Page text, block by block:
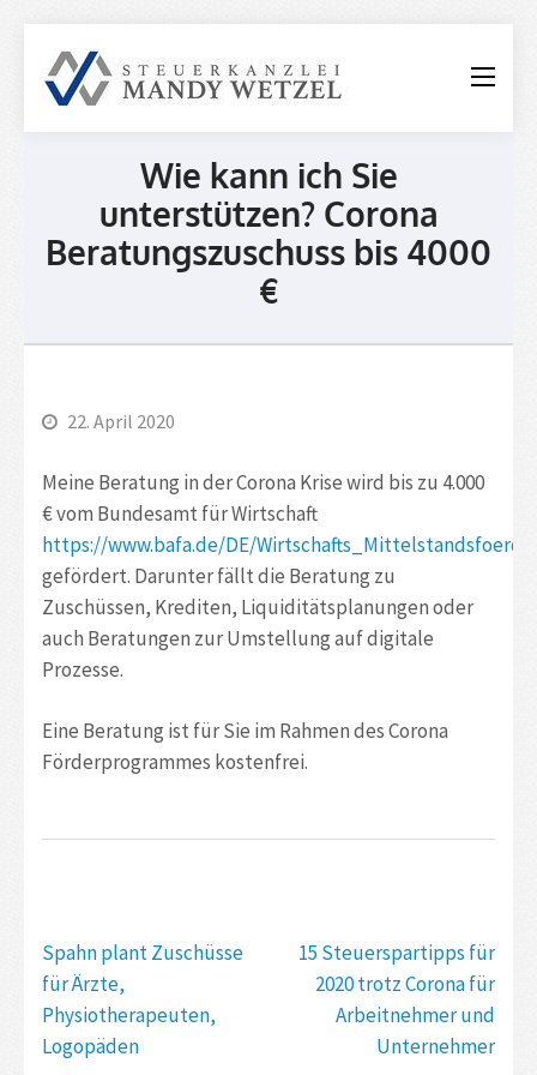
Steuerkanzlei
Wetzel
Wie kann ich Sie
unterstützen? Corona
Beratungszuschuss bis 4000
€
22. April 2020
Meine Beratung in der Corona Krise wird bis zu 4.000
€ vom Bundesamt für Wirtschaft
https://www.bafa.de/DE/
gefördert. Darunter fällt die Beratung zu
Zuschüssen, Krediten, Liquiditätsplanungen oder
auch Beratungen zur Umstellung auf digitale
Prozesse.
Eine Beratung ist für Sie im Rahmen des Corona
Förderprogrammes kostenfrei.
Beitragsnavigation
Spahn plant Zuschüsse
für Ärzte,
Physiotherapeuten,
Logopäden
15 Steuerspartipps für
2020 trotz Corona für
Arbeitnehmer und
Unternehmer